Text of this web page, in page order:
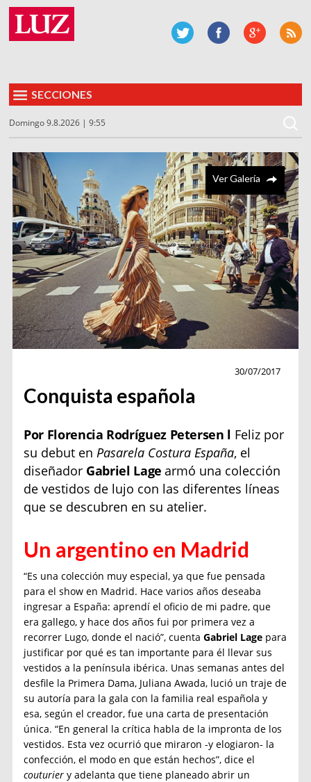
SECCIONES
Domingo 9.8.2026 | 9:55
Ver Galería
30/07/2017
Conquista española
Por Florencia Rodríguez Petersen l Feliz por
su debut enPasarela Costura España, el
diseñador Gabriel Lagearmó una colección
de vestidos de lujo con las diferentes líneas
que se descubren en su atelier.
Un argentino en Madrid
“Es una colección muy especial, ya que fue pensada
para el show en Madrid. Hace varios años deseaba
ingresar a España: aprendí el oficio de mi padre, que
era gallego, y hace dos años fui por primera vez a
recorrer Lugo, donde el nació”, cuentaGabriel Lage para
justificar por qué es tan importante para él llevar sus
vestidos a la península ibérica. Unas semanas antes del
desfile la Primera Dama, Juliana Awada, lució un traje de
su autoría para la gala con la familia real española y
esa, según el creador, fue una carta de presentación
única. “En general la crítica habla de la impronta de los
vestidos. Esta vez ocurrió que miraron -y elogiaron- la
confección, el modo en que están hechos”, dice el
couturier y adelanta que tiene planeado abrir un